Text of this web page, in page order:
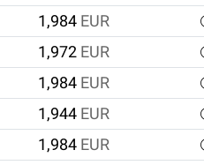
1,984 EUR
1,972 EUR
1,984 EUR
1,944 EUR
1,984 EUR